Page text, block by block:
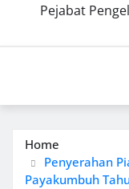
Pejabat
Home
Penyerahan
Payakumbuh